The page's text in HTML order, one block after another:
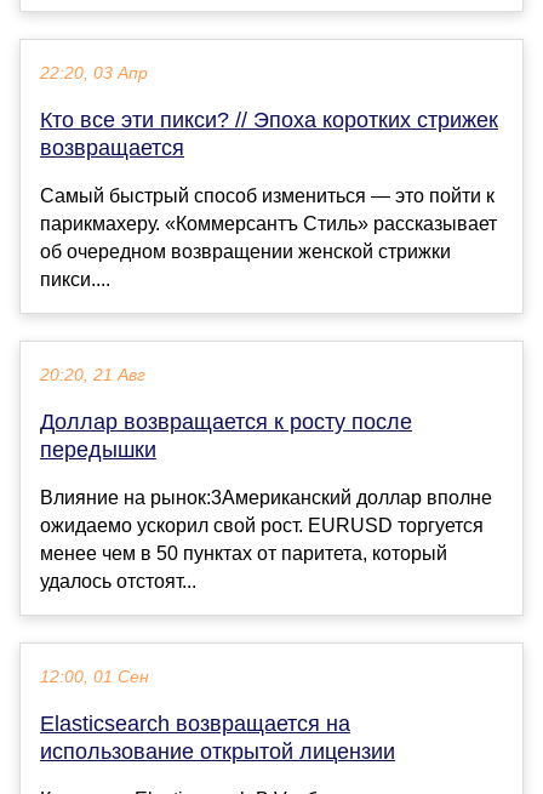
22:20, 03 Апр
Кто все эти пикси? // Эпоха коротких стрижек
возвращается
Самый быстрый способ измениться — это пойти к
парикмахеру. «Коммерсантъ Стиль» рассказывает
об очередном возвращении женской стрижки
пикси....
20:20, 21 Авг
Доллар возвращается к росту после
передышки
Влияние на рынок:3Американский доллар вполне
ожидаемо ускорил свой рост. EURUSD торгуется
менее чем в 50 пунктах от паритета, который
удалось отстоят...
12:00, 01 Сен
Elasticsearch возвращается на
использование открытой лицензии